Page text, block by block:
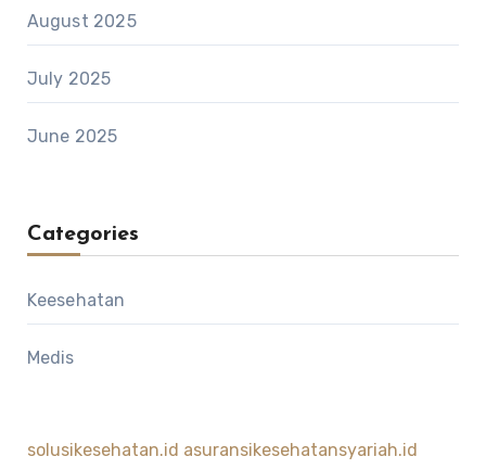
August 2025
July 2025
June 2025
Categories
Keesehatan
Medis
solusikesehatan.id asuransikesehatansyariah.id